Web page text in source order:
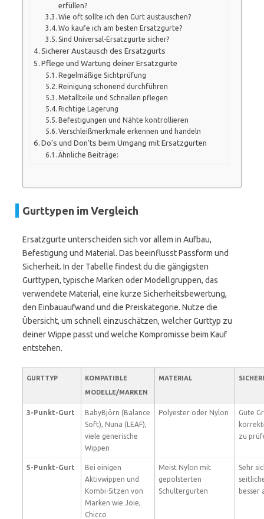
erfüllen?
Wie oft sollte ich den Gurt austauschen?
Wo kaufe ich am besten Ersatzgurte?
Sind Universal-Ersatzgurte sicher?
Sicherer Austausch des Ersatzgurts
Pflege und Wartung deiner Ersatzgurte
Regelmäßige Sichtprüfung
Reinigung schonend durchführen
Metallteile und Schnallen pflegen
Richtige Lagerung
Befestigungen und Nähte kontrollieren
Verschleißmerkmale erkennen und handeln
Do’s und Don’ts beim Umgang mit Ersatzgurten
Ähnliche Beiträge:
Gurttypen im Vergleich
Ersatzgurte unterscheiden sich vor allem in Aufbau,
Befestigung und Material. Das beeinflusst Passform und
Sicherheit. In der Tabelle findest du die gängigsten
Gurttypen, typische Marken oder Modellgruppen, das
verwendete Material, eine kurze Sicherheitsbewertung,
den Einbauaufwand und die Preiskategorie. Nutze die
Übersicht, um schnell einzuschätzen, welcher Gurttyp zu
deiner Wippe passt und welche Kompromisse beim Kauf
entstehen.
GURTTYP
KOMPATIBLE
MODELLE/MARKEN
MATERIAL
3-Punkt-Gurt
BabyBjörn (Balance
Soft), Nuna (LEAF),
viele generische
Wippen
Polyester oder Nylon
Gute
zu
5-Punkt-Gurt
Bei einigen
Aktivwippen und
Kombi-Sitzen von
Marken wie Joie,
Chicco
Meist Nylon mit
gepolsterten
Schultergurten
Sehr
besser